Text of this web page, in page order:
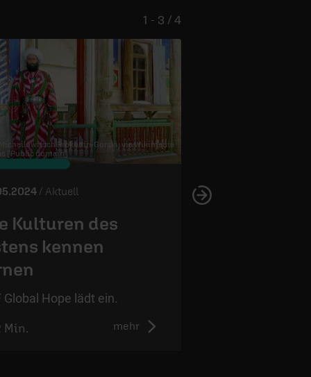
Michailowitsch Prokudin-Gorski, via Wikimedia
[Public domain]
/ Aktuell
Kulturen des
kennen
Global Hope lädt ein.
mehr
Min.
23.05.2024
1 - 3 / 4